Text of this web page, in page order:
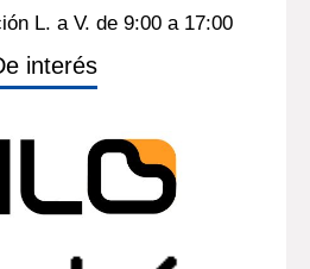
L. a V. de 9:00 a 17:00
interés